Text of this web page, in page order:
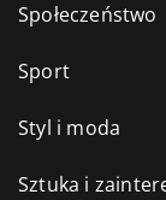
Społeczeństwo
Sport
Styl i moda
Sztuka i